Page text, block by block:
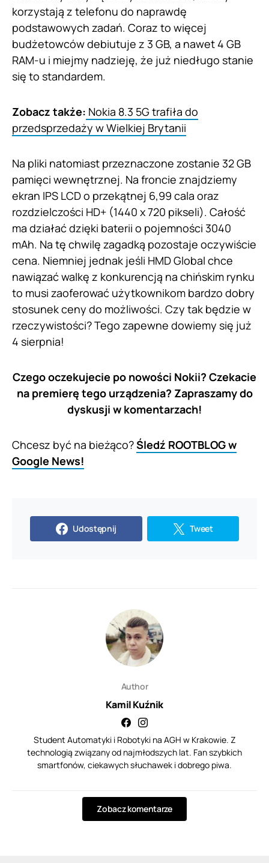
korzystają z telefonu do naprawdę
podstawowych zadań. Coraz to więcej
budżetowców debiutuje z 3 GB, a nawet 4 GB
RAM-u i miejmy nadzieję, że już niedługo stanie
się to standardem.
Zobacz także: Nokia 8.3 5G trafiła do
przedsprzedaży w Wielkiej Brytanii
Na pliki natomiast przeznaczone zostanie 32 GB
pamięci wewnętrznej. Na froncie znajdziemy
ekran IPS LCD o przekątnej 6,99 cala oraz
rozdzielczości HD+ (1440 x 720 pikseli). Całość
ma działać dzięki baterii o pojemności 3040
mAh. Na tę chwilę zagadką pozostaje oczywiście
cena. Niemniej jednak jeśli HMD Global chce
nawiązać walkę z konkurencją na chińskim rynku
to musi zaoferować użytkownikom bardzo dobry
stosunek ceny do możliwości. Czy tak będzie w
rzeczywistości? Tego zapewne dowiemy się już
4 sierpnia!
Czego oczekujecie po nowości Nokii? Czekacie
na premierę tego urządzenia? Zapraszamy do
dyskusji w komentarzach!
Chcesz być na bieżąco?Śledź ROOTBLOG w
Google News!
Udostępnij Tweet
Author
Kamil Kuźnik
Student Automatyki i Robotyki na AGH w Krakowie. Z
technologią związany od najmłodszych lat. Fan szybkich
smartfonów, ciekawych słuchawek i dobrego piwa.
Zobacz komentarze